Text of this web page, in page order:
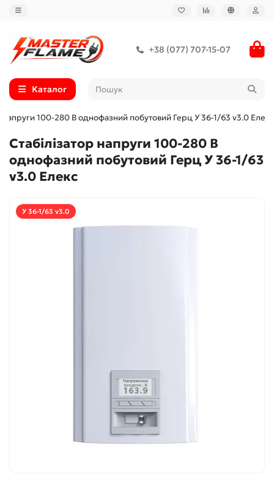
+38 (077) 707-15-07
Каталог
напруги 100-280 В однофазний побутовий Герц У 36-1/63 v3.0 Елекс
Стабілізатор напруги 100-280 В
однофазний побутовий Герц У 36-1/63
v3.0 Елекс
У 36-1/63 v3.0